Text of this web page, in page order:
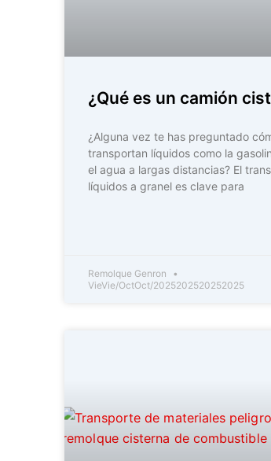
¿Qué es un camión
¿Alguna vez te has preguntado
transportan líquidos como la
el agua a largas distancias? El
líquidos a granel es clave para
Remolque Genron
VieVie/OctOct/2025202520252025